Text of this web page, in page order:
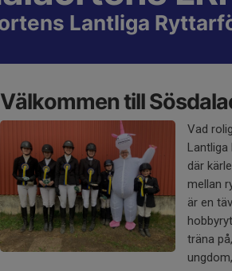
Lantliga
Välkommen till
Vad
Lantliga
där
mellan
är en
träna